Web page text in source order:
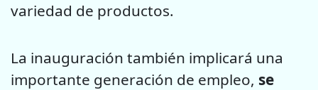
variedad de productos.
La inauguración también implicará una
importante generación de empleo, se